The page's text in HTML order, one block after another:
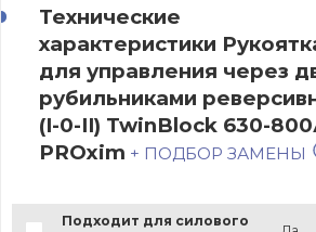
Технические
характеристики
для управления через
рубильниками
(I-0-II) TwinBlock 630-
PROxim + ПОДБОР ЗАМЕНЫ
Подходит для силового